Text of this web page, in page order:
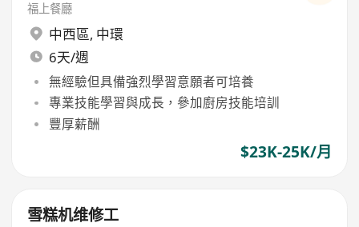
​福上餐廳
中西區, 中環
6天/週
無經驗但具備強烈學習意願者可培養
專業技能學習與成長，參加廚房技能培訓
豐厚薪酬
$23K-25K/月
雪糕机维修工